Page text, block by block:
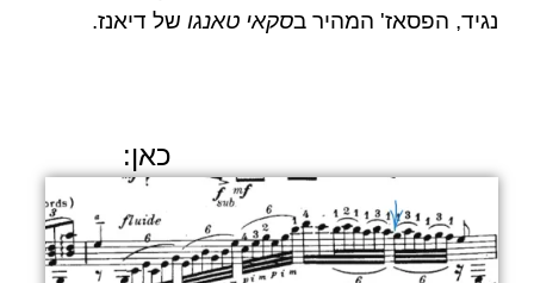
נגיד, הפסאז' המהיר בסקאי טאנגו של דיאנז.
כאן: